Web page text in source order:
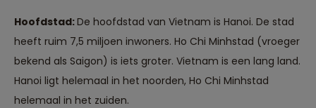
Hoofdstad:De hoofdstad van Vietnam is Hanoi. De stad
heeft ruim 7,5 miljoen inwoners. Ho Chi Minhstad (vroeger
bekend als Saigon) is iets groter. Vietnam is een lang land.
Hanoi ligt helemaal in het noorden, Ho Chi Minhstad
helemaal in het zuiden.